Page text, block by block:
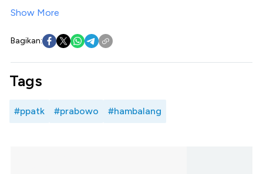
Show More
Bagikan:
Tags
#ppatk #prabowo #hambalang